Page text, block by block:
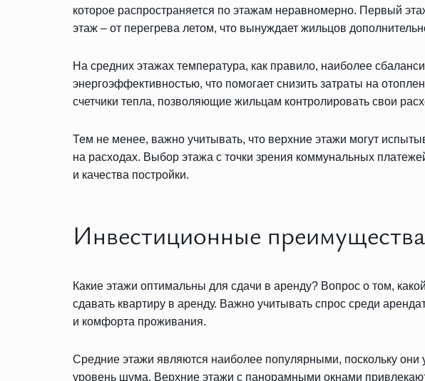
которое распространяется по этажам неравномерно. Первый
этаж – от перегрева летом, что вынуждает жильцов
На средних этажах температура, как правило, наиболее
энергоэффективностью, что помогает снизить затраты на
счетчики тепла, позволяющие жильцам контролировать свои
Тем не менее, важно учитывать, что верхние этажи могут
на расходах. Выбор этажа с точки зрения коммунальных
и качества постройки.
Инвестиционные преимущества
Какие этажи оптимальны для сдачи в аренду? Вопрос о том,
сдавать квартиру в аренду. Важно учитывать спрос среди
и комфорта проживания.
Средние этажи являются наиболее популярными, поскольку
уровень шума. Верхние этажи с панорамными окнами